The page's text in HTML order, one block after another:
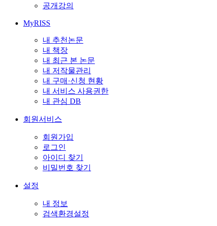
공개강의
MyRISS
내 추천논문
내 책장
내 최근 본 논문
내 저작물관리
내 구매·신청 현황
내 서비스 사용권한
내 관심 DB
회원서비스
회원가입
로그인
아이디 찾기
비밀번호 찾기
설정
내 정보
검색환경설정